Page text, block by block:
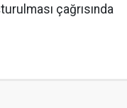
çağrısında